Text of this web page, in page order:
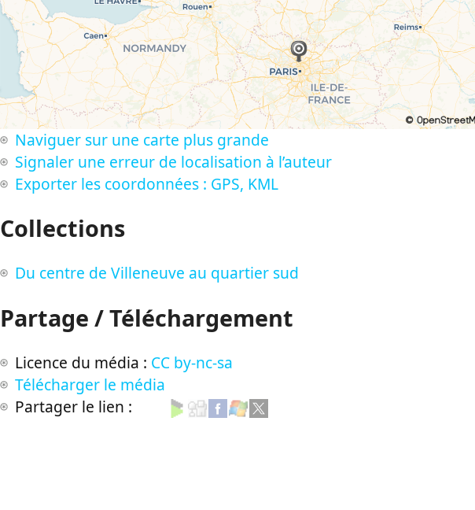
Naviguer sur une carte plus grande
Signaler une erreur de localisation à l’auteur
Exporter les coordonnées : GPS, KML
Collections
Du centre de Villeneuve au quartier sud
Partage / Téléchargement
Licence du média : CC by-nc-sa
Télécharger le média
Partager le lien :